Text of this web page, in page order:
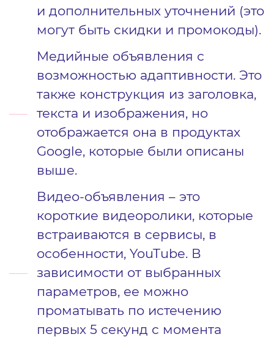
и дополнительных уточнений (это
могут быть скидки и промокоды).
Медийные объявления с
возможностью адаптивности. Это
также конструкция из заголовка,
текста и изображения, но
отображается она в продуктах
Google, которые были описаны
выше.
Видео-объявления – это
короткие видеоролики, которые
встраиваются в сервисы, в
особенности, YouTube. В
зависимости от выбранных
параметров, ее можно
проматывать по истечению
первых 5 секунд с момента